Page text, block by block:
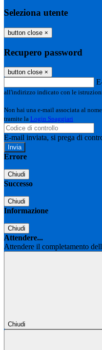
Seleziona utente
button close ×
Recupero password
button close ×
all'indirizzo indicato con le
Non hai una e-mail associata al
tramite la Login Spaggiari
E-mail inviata, si prega di
Errore
Chiudi
Successo
Chiudi
Informazione
Chiudi
Attendere...
Attendere il completamento
Chiudi